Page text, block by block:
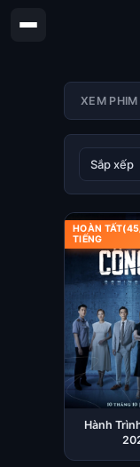
XEM PHIM
HOÀN
TIẾNG
Hành